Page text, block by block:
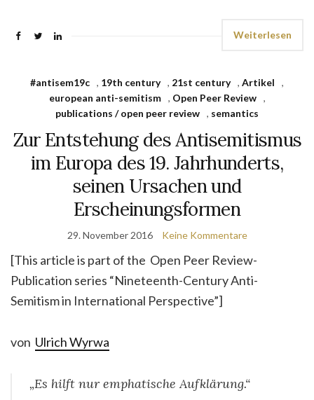
Weiterlesen
#antisem19c , 19th century , 21st century , Artikel
,
european anti-semitism
, Open Peer Review
,
publications / open peer review , semantics
Zur Entstehung des Antisemitismus
im Europa des 19. Jahrhunderts,
seinen Ursachen und
Erscheinungsformen
29. November 2016 Keine Kommentare
[This article is part of the Open Peer Review-
Publication series “Nineteenth-Century Anti-
Semitism in International Perspective”]
von Ulrich Wyrwa
„Es hilft nur emphatische Aufklärung.“